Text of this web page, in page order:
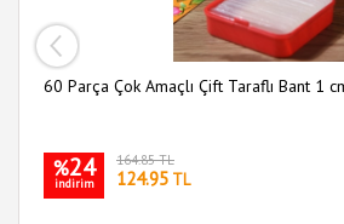
60 Parça Çok Amaçlı Çift Taraflı Bant 1
%24
indirim
164.85 TL
124.95 TL